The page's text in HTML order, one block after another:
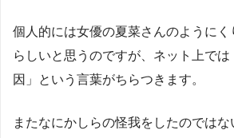
個人的には女優の夏菜さんのように
らしいと思うのですが、ネット上で
因」という言葉がちらつきます。
またなにかしらの怪我をしたのでは